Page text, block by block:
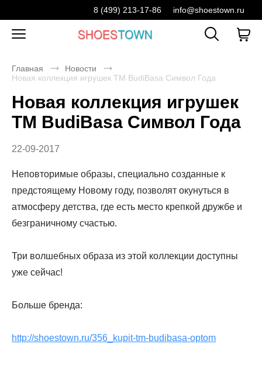
8 (499) 213-17-86 info@shoestown.ru
Главная
Новости
Новая коллекция игрушек TM BudiBasa Символ Года
Новая коллекция игрушек
TM BudiBasa Символ Года
22-09-2017
Неповторимые образы, специально созданные к
предстоящему Новому году, позволят окунуться в
атмосферу детства, где есть место крепкой дружбе и
безграничному счастью.
Три волшебных образа из этой коллекции доступны
уже сейчас!
Больше бренда:
http://shoestown.ru/356_kupit-tm-budibasa-optom